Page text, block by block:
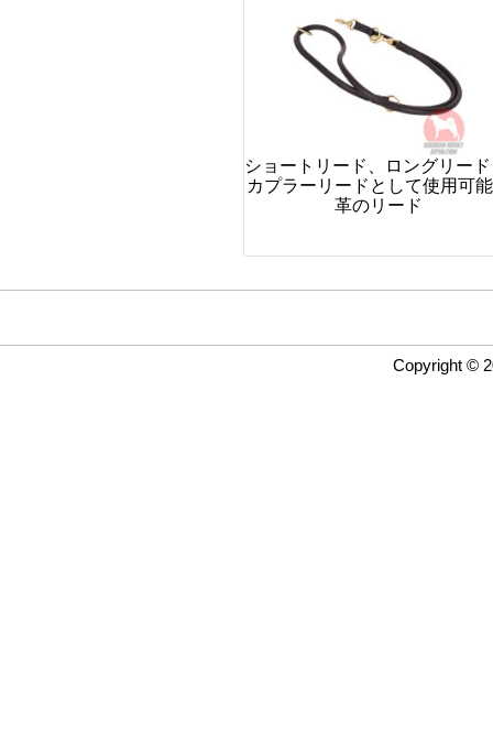
ショートリード、ロングリー
カプラーリードとして使用可
革のリード
Copyright ©